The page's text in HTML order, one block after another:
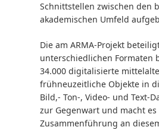
Schnittstellen zwischen den
akademischen Umfeld
Die am ARMA-Projekt
unterschiedlichen Formaten
34.000 digitalisierte
frühneuzeitliche Objekte in
Bild,- Ton-, Video- und Text-
zur Gegenwart und macht
Zusammenführung an